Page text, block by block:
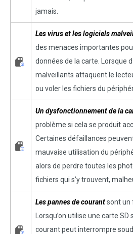
jamais.
Les virus et les logiciels
des menaces importantes
données de la carte. Lorsque
malveillants attaquent le
ou voler les fichiers du
Un dysfonctionnement de la
problème si cela se produit
Certaines défaillances
mauvaise utilisation du
alors de perdre toutes les
fichiers qui s’y trouvent,
Les pannes de courantsont un
Lorsqu’on utilise une carte
courant peut interrompre